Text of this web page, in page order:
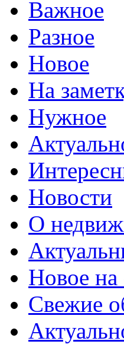
Важное
Разное
Новое
На
Нужное
Новости
О
Новое на
Свежие